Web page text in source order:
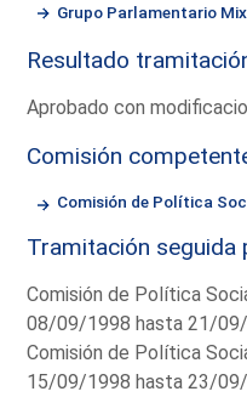
Grupo Parlamentario
Resultado
Aprobado con
Comisión
Comisión de Política
Tramitación seguida
Comisión de Política
08/09/1998 hasta 21/
Comisión de Política
15/09/1998 hasta 23/